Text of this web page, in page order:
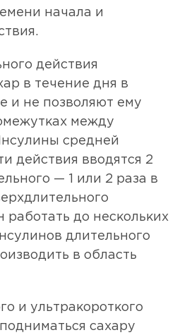
начала и
действия
в течение дня в
и не позволяют ему
между
средней
действия вводятся 2
— 1 или 2 раза в
работать до нескольких
длительного
в область
и ультракороткого
сахару